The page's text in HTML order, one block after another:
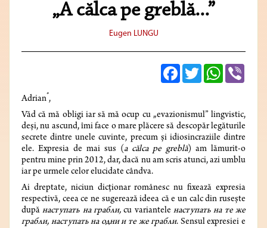
„A călca pe greblă...”
Eugen LUNGU
FacebookTwitterWhatsApp
Adrian*,
Văd că mă obligi iar să mă ocup cu „evazionismul” lingvistic,
deși, nu ascund, îmi face o mare plăcere să descopăr legăturile
secrete dintre unele cuvinte, precum și idiosincraziile dintre
ele. Expresia de mai sus (a călca pe greblă) am lămurit-o
pentru mine prin 2012, dar, dacă nu am scris atunci, azi umblu
iar pe urmele celor elucidate cândva.
Ai dreptate, niciun dicționar românesc nu fixează expresia
respectivă, ceea ce ne sugerează ideea că e un calc din rusește
dupăнаступать на грабли,cu varianteleнаступать на те же
грабли, наступать на одни и те же грабли. Sensul expresiei e